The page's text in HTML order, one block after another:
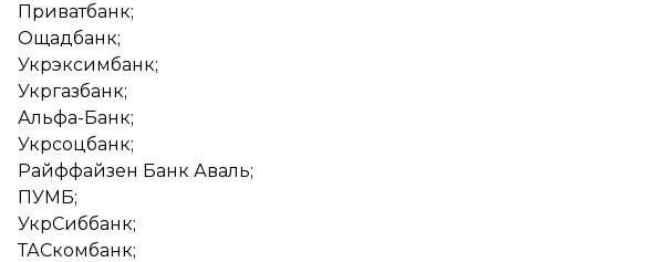
Приватбанк;
Ощадбанк;
Укрэксимбанк;
Укргазбанк;
Альфа-Банк;
Укрсоцбанк;
Райффайзен Банк Аваль;
ПУМБ;
УкрСиббанк;
ТАСкомбанк;